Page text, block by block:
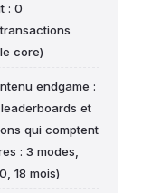
: 0
core)
endgame :
et
qui comptent
: 3 modes,
18 mois)